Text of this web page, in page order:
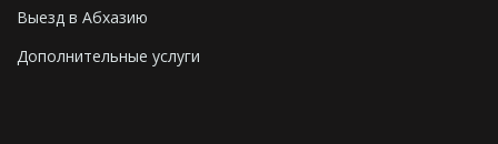
Выезд в Абхазию
Дополнительные услуги